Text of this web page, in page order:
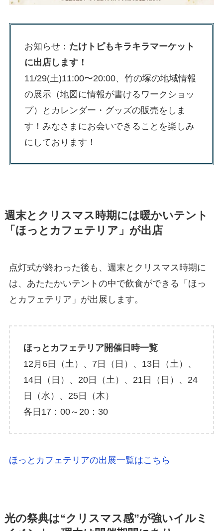
お知らせ： たけトピもキラキラマーケット
に出店します！
11/29(土)11:00〜20:00、竹の塚の地域情報
の展示（地図に情報が書けるワークショッ
プ）とカレンダー・グッズの販売をしま
す！みなさまにお会いできることを楽しみ
にしております！
週末とクリスマス時期には暖かいテント
「ほっとカフェテリア」が出店
点灯式が終わった後も、週末とクリスマス時期に
は、あたたかいテントの中で飲食ができる「ほっ
とカフェテリア」が出展します。
ほっとカフェテリア開催日時一覧
12月6日（土）、7日（日）、13日（土）、
14日（日）、20日（土）、21日（日）、24
日（水）、25日（木）
各日17：00～20：30
ほっとカフェテリアの出展一覧はこちら
光の祭典は“クリスマス感”が強いイルミ